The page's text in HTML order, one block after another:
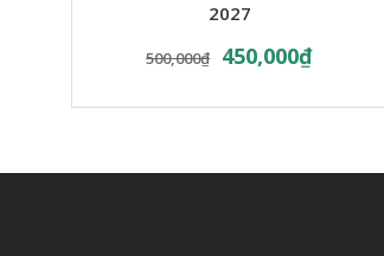
2027
500,000₫ 450,000₫